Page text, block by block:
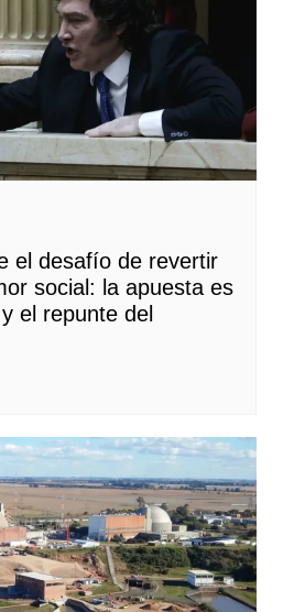
el desafío de revertir
social: la apuesta es
el repunte del